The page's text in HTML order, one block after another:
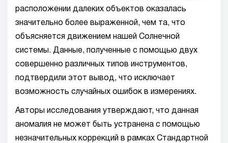
расположении далеких объектов оказалась
значительно более выраженной, чем та, что
объясняется движением нашей Солнечной
системы. Данные, полученные с помощью двух
совершенно различных типов инструментов,
подтвердили этот вывод, что исключает
возможность случайных ошибок в измерениях.
Авторы исследования утверждают, что данная
аномалия не может быть устранена с помощью
незначительных коррекций в рамках Стандартной